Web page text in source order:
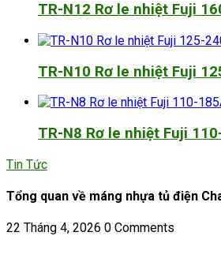
TR-N12 Rơ le nhiệt Fuji
TR-N10 Rơ le nhiệt Fuji
TR-N8 Rơ le nhiệt Fuji
Tin Tức
Tổng quan về máng nhựa tủ điện
22 Tháng 4, 2026 0 Comments